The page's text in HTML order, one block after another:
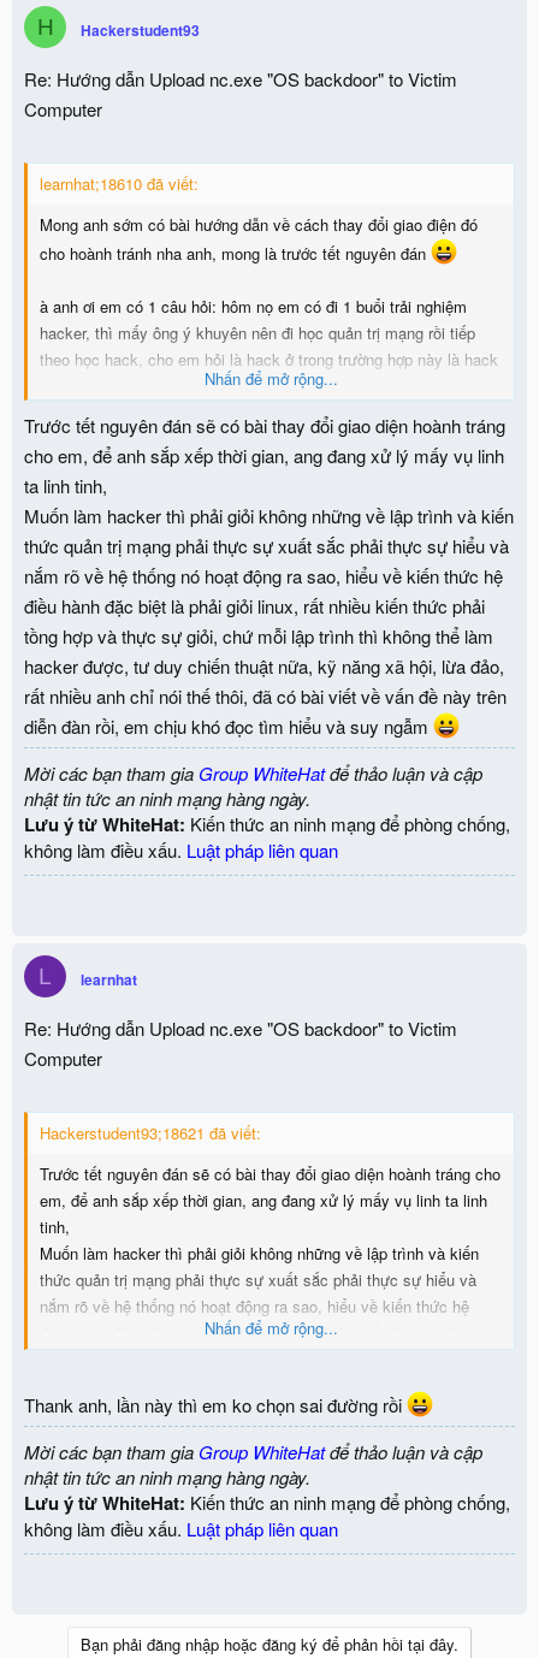
H Hackerstudent93
Re: Hướng dẫn Upload nc.exe "OS backdoor" to Victim
Computer
learnhat;18610 đã viết:
Mong anh sớm có bài hướng dẫn về cách thay đổi giao điện đó
cho hoành tránh nha anh, mong là trước tết nguyên đán
à anh ơi em có 1 câu hỏi: hôm nọ em có đi 1 buổi trải nghiệm
hacker, thì mấy ông ý khuyên nên đi học quản trị mạng rồi tiếp
theo học hack, cho em hỏi là hack ở trong trường hợp này là hack
gì vậy ? theo em thì quản trị mạng ko liên quang gì tới lập trình,
vậy không biết lập trình thì là hack gì vậy anh ??
thank anh
Nhấn để mở rộng...
Trước tết nguyên đán sẽ có bài thay đổi giao diện hoành tráng
cho em, để anh sắp xếp thời gian, ang đang xử lý mấy vụ linh
ta linh tinh,
Muốn làm hacker thì phải giỏi không những về lập trình và kiến
thức quản trị mạng phải thực sự xuất sắc phải thực sự hiểu và
nắm rõ về hệ thống nó hoạt động ra sao, hiểu về kiến thức hệ
điều hành đặc biệt là phải giỏi linux, rất nhiều kiến thức phải
tồng hợp và thực sự giỏi, chứ mỗi lập trình thì không thể làm
hacker được, tư duy chiến thuật nữa, kỹ năng xã hội, lừa đảo,
rất nhiều anh chỉ nói thế thôi, đã có bài viết về vấn đề này trên
diễn đàn rồi, em chịu khó đọc tìm hiểu và suy ngẫm
Mời các bạn tham gia Group WhiteHatđể thảo luận và cập
nhật tin tức an ninh mạng hàng ngày.
Lưu ý từ WhiteHat: Kiến thức an ninh mạng để phòng chống,
không làm điều xấu. Luật pháp liên quan
L learnhat
Re: Hướng dẫn Upload nc.exe "OS backdoor" to Victim
Computer
Hackerstudent93;18621 đã viết:
Trước tết nguyên đán sẽ có bài thay đổi giao diện hoành tráng cho
em, để anh sắp xếp thời gian, ang đang xử lý mấy vụ linh ta linh
tinh,
Muốn làm hacker thì phải giỏi không những về lập trình và kiến
thức quản trị mạng phải thực sự xuất sắc phải thực sự hiểu và
nắm rõ về hệ thống nó hoạt động ra sao, hiểu về kiến thức hệ
điều hành đặc biệt là phải giỏi linux, rất nhiều kiến thức phải tồng
được, tư duy chiến thuật nữa, kỹ năng xã hội, lừa đảo, rất nhiều
anh chỉ nói thế thôi, đã có bài viết về vấn đề này trên diễn đàn rồi,
em chịu khó đọc tìm hiểu và suy ngẫm
Nhấn để mở rộng...
Thank anh, lần này thì em ko chọn sai đường rồi
Mời các bạn tham gia Group WhiteHatđể thảo luận và cập
nhật tin tức an ninh mạng hàng ngày.
Lưu ý từ WhiteHat: Kiến thức an ninh mạng để phòng chống,
không làm điều xấu. Luật pháp liên quan
Bạn phải đăng nhập hoặc đăng ký để phản hồi tại đây.